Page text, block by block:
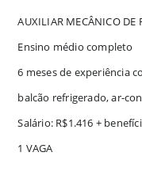
AUXILIAR MECÂNICO DE
Ensino médio completo
6 meses de experiência
balcão refrigerado, ar-
Salário: R$1.416 +
1 VAGA